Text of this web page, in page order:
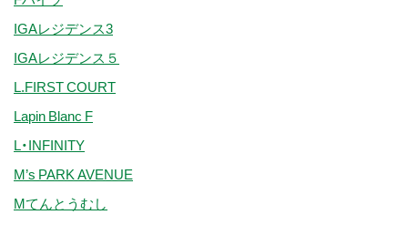
IGAレジデンス3
IGAレジデンス５
L.FIRST COURT
Lapin Blanc F
L・INFINITY
M’s PARK AVENUE
Mてんとうむし